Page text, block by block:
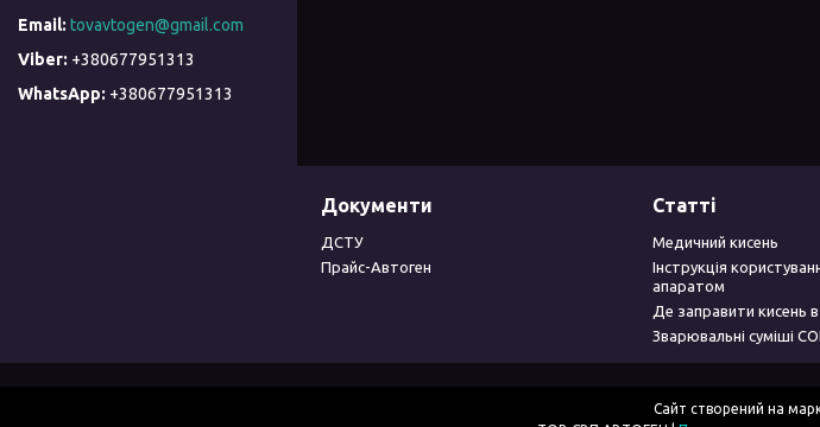
tovavtogen@gmail.com
+380677951313
+380677951313
Документи
ДСТУ
Прайс-Автоген
Статті
Медичний кисень
Інструкція
апаратом
Де заправити кисень в
Зварювальні суміші
Сайт створений на